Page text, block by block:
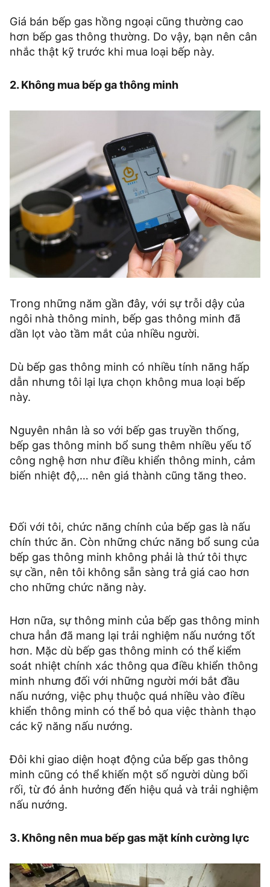
Giá bán bếp gas hồng ngoại cũng thường cao
hơn bếp gas thông thường. Do vậy, bạn nên cân
nhắc thật kỹ trước khi mua loại bếp này.
2. Không mua bếp ga thông minh
Trong những năm gần đây, với sự trỗi dậy của
ngôi nhà thông minh, bếp gas thông minh đã
dần lọt vào tầm mắt của nhiều người.
Dù bếp gas thông minh có nhiều tính năng hấp
dẫn nhưng tôi lại lựa chọn không mua loại bếp
này.
Nguyên nhân là so với bếp gas truyền thống,
bếp gas thông minh bổ sung thêm nhiều yếu tố
công nghệ hơn như điều khiển thông minh, cảm
biến nhiệt độ,… nên giá thành cũng tăng theo.
Đối với tôi, chức năng chính của bếp gas là nấu
chín thức ăn. Còn những chức năng bổ sung của
bếp gas thông minh không phải là thứ tôi thực
sự cần, nên tôi không sẵn sàng trả giá cao hơn
cho những chức năng này.
Hơn nữa, sự thông minh của bếp gas thông minh
chưa hẳn đã mang lại trải nghiệm nấu nướng tốt
hơn. Mặc dù bếp gas thông minh có thể kiểm
soát nhiệt chính xác thông qua điều khiển thông
minh nhưng đối với những người mới bắt đầu
nấu nướng, việc phụ thuộc quá nhiều vào điều
khiển thông minh có thể bỏ qua việc thành thạo
các kỹ năng nấu nướng.
Đôi khi giao diện hoạt động của bếp gas thông
minh cũng có thể khiến một số người dùng bối
rối, từ đó ảnh hưởng đến hiệu quả và trải nghiệm
nấu nướng.
3. Không nên mua bếp gas mặt kính cường lực